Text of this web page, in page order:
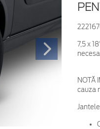
7,5 x
NOTĂ
cauza